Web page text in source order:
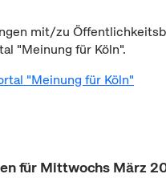
mit/zu
"Meinung für Köln".
"Meinung für Köln"
für Mittwochs März